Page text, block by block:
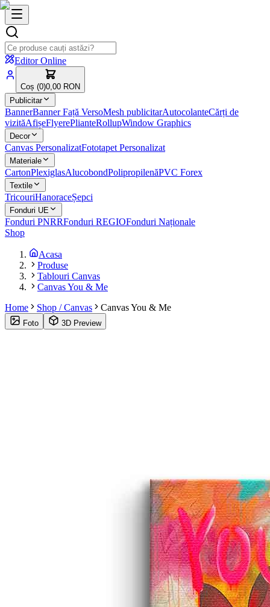
Editor Online
Coș (0)0,00 RON
Publicitar
BannerBanner Față VersoMesh publicitarAutocolanteCărți de
vizităAfișeFlyerePlianteRollupWindow Graphics
Decor
Canvas PersonalizatFototapet Personalizat
Materiale
CartonPlexiglasAlucobondPolipropilenăPVC Forex
Textile
TricouriHanoraceȘepci
Fonduri UE
Fonduri PNRRFonduri REGIOFonduri Naționale
Shop
Acasa
Produse
Tablouri Canvas
Canvas You & Me
Home
Shop / Canvas Canvas You & Me
Foto 3D Preview